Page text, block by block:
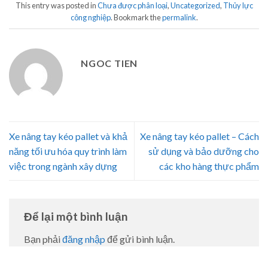
This entry was posted inChưa được phân loại,Uncategorized, Thủy lực
công nghiệp. Bookmark thepermalink.
NGOC TIEN
Xe nâng tay kéo pallet và khả
năng tối ưu hóa quy trình làm
việc trong ngành xây dựng
Xe nâng tay kéo pallet – Cách
sử dụng và bảo dưỡng cho
các kho hàng thực phẩm
Để lại một bình luận
Bạn phải đăng nhập để gửi bình luận.